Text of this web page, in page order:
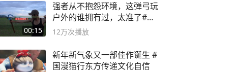
00:15
强者从不抱怨环境，这弹弓玩
户外的谁拥有过，太准了#弹
弓#户外
12万次播放
新年新气象又一部佳作诞生 #
国漫猫行东方传递文化自信